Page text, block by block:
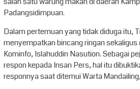
Padangsidimpuan.
Dalam pertemuan yang tidak diduga itu,
menyempatkan bincang ringan sekaligus
Kominfo, Islahuddin Nasution. Sebagai
respon kepada Insan Pers, hal itu
responnya saat ditemui Warta